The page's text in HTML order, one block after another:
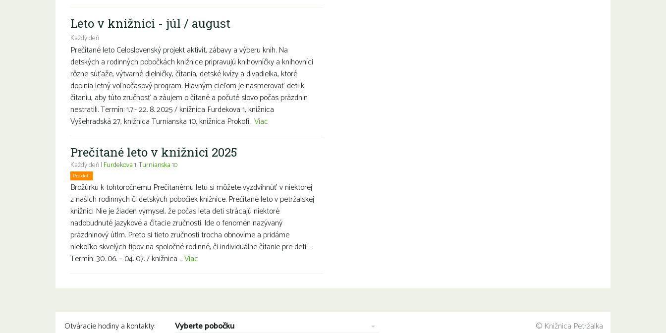
Leto v knižnici - júl / august
Každý deň
Prečítané leto Celoslovenský projekt aktivít, zábavy a výberu kníh. Na
detských a rodinných pobočkách knižnice pripravujú knihovníčky a knihovníci
rôzne súťaže, výtvarné dielničky, čítania, detské kvízy a divadielka, ktoré
doplnia letný voľnočasový program. Hlavným cieľom je nasmerovať deti k
čítaniu, aby túto zručnosť a záujem o čítané a počuté slovo počas prázdnin
nestratili. Termín: 1.7.- 22. 8. 2025 / knižnica Furdekova 1, knižnica
Vyšehradská 27, knižnica Turnianska 10, knižnica Prokofi...Viac
Prečítané leto v knižnici 2025
Každý deň | Furdekova 1,Turnianska 10
Pre deti
Brožúrku k tohtoročnému Prečítanému letu si môžete vyzdvihnúť v niektorej
z našich rodinných či detských pobočiek knižnice. Prečítané leto v petržalskej
knižnici Nie je žiaden výmysel, že počas leta deti strácajú niektoré
nadobudnuté jazykové a čítacie zručnosti. Ide o fenomén nazývaný
prázdninový útlm. Preto si tieto zručnosti trocha obnovíme a pridáme
niekoľko skvelých tipov na spoločné rodinné, či individuálne čítanie pre deti. . .
Termín: 30. 06. – 04. 07. / knižnica ...Viac
Otváracie hodiny a kontakty: Vyberte pobočku © Knižnica Petržalka